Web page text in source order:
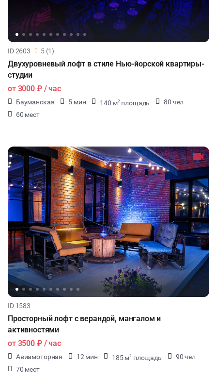
ID 2603 5 (1)
Двухуровневый лофт в стиле Нью-йорской квартиры-
студии
от 3000 ₽/ час
Бауманская 5 мин 140 м2 площадь
80 чел
60 мест
ID 1583
Просторный лофт с верандой, мангалом и
активностями
от 3500 ₽/ час
Авиамоторная 12 мин 185 м2 площадь
90 чел
70 мест